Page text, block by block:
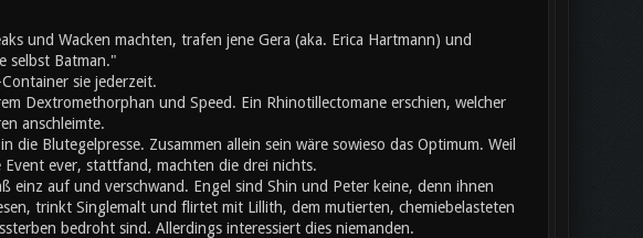
und Wacken machten, trafen jene Gera (aka. Erica Hartmann) und
selbst Batman."
sie jederzeit.
Dextromethorphan und Speed. Ein Rhinotillectomane erschien, welcher
anschleimte.
Blutegelpresse. Zusammen allein sein wäre sowieso das Optimum. Weil
ever, stattfand, machten die drei nichts.
auf und verschwand. Engel sind Shin und Peter keine, denn ihnen
trinkt Singlemalt und flirtet mit Lillith, dem mutierten, chemiebelasteten
bedroht sind. Allerdings interessiert dies niemanden.